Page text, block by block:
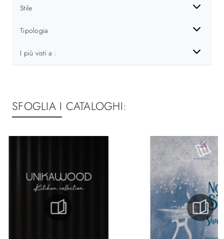
Stile
Tipologia
I più visti a :
SFOGLIA I CATALOGHI: